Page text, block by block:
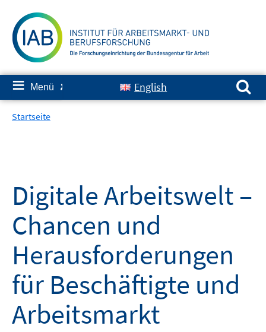
zum
Inhalt
≡ Menü ✘ English
Suchen nach:
Startseite
Digitale Arbeitswelt –
Chancen und
Herausforderungen
für Beschäftigte und
Arbeitsmarkt